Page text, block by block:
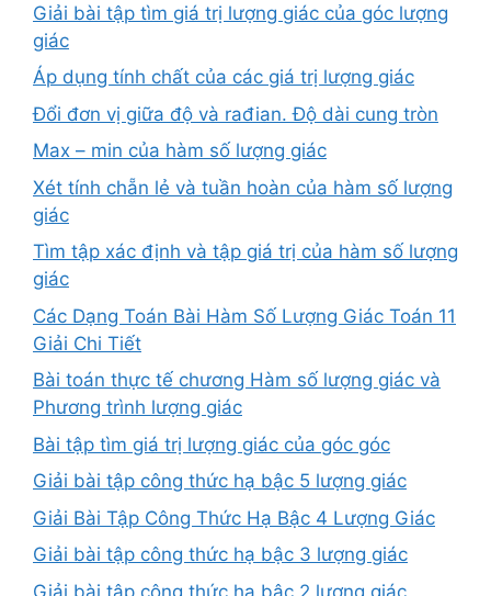
Giải bài tập tìm giá trị lượng giác của góc lượng
giác
Áp dụng tính chất của các giá trị lượng giác
Đổi đơn vị giữa độ và rađian. Độ dài cung tròn
Max – min của hàm số lượng giác
Xét tính chẵn lẻ và tuần hoàn của hàm số lượng
giác
Tìm tập xác định và tập giá trị của hàm số lượng
giác
Các Dạng Toán Bài Hàm Số Lượng Giác Toán 11
Giải Chi Tiết
Bài toán thực tế chương Hàm số lượng giác và
Phương trình lượng giác
Bài tập tìm giá trị lượng giác của góc góc
Giải bài tập công thức hạ bậc 5 lượng giác
Giải Bài Tập Công Thức Hạ Bậc 4 Lượng Giác
Giải bài tập công thức hạ bậc 3 lượng giác
Giải bài tập công thức hạ bậc 2 lượng giác